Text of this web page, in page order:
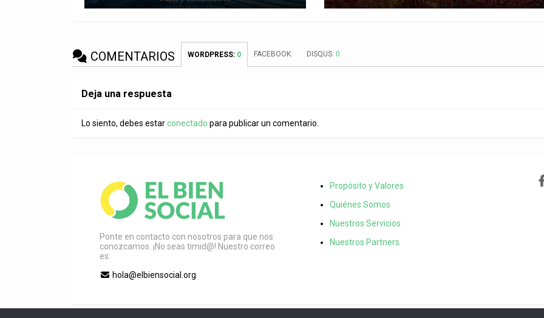
COMENTARIOS WORDPRESS: 0 FACEBOOK: DISQUS: 0
Deja una respuesta
Lo siento, debes estarconectado para publicar un comentario.
Ponte en contacto con nosotros para que nos
conozcamos. ¡No seas timid@! Nuestro correo
es:
hola@elbiensocial.org
Propósito y Valores
Quiénes Somos
Nuestros Servicios
Nuestros Partners